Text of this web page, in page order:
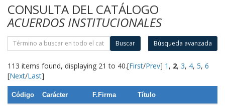
CONSULTA DEL CATÁLOGO
ACUERDOS INSTITUCIONALES
Buscar Búsqueda avanzada
113 items found, displaying 21 to 40.[First/Prev] 1 , 2, 3, 4, 5, 6
[Next/Last]
Código Carácter F.Firma Título